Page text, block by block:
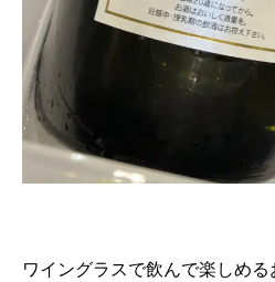
ワイングラスで飲んで楽しめる